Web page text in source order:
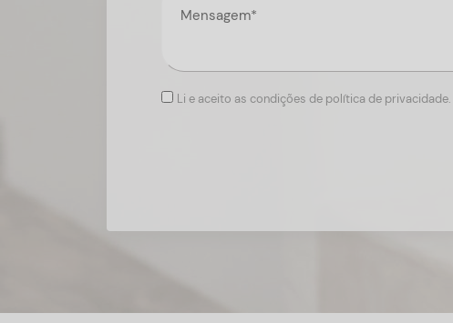
Li e aceito as condições de política de privacidade.